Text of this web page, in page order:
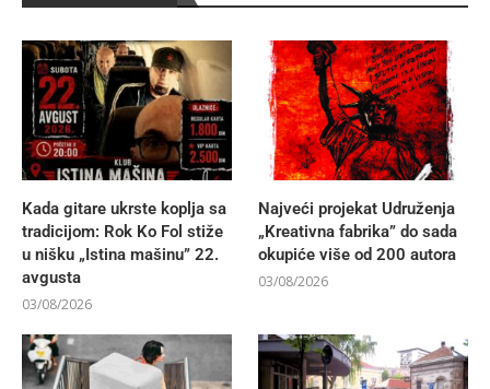
Kada gitare ukrste koplja sa
tradicijom: Rok Ko Fol stiže
u nišku „Istina mašinu” 22.
avgusta
03/08/2026
Najveći projekat Udruženja
„Kreativna fabrika” do sada
okupiće više od 200 autora
03/08/2026